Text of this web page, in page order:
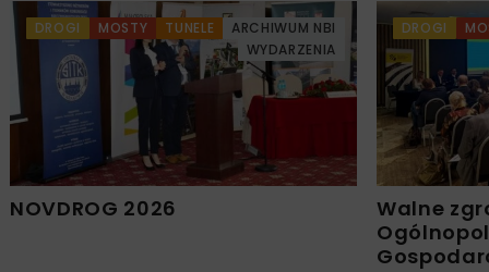
DROGI MOSTY TUNELE
ARCHIWUM NBI
WYDARZENIA
NOVDROG 2026
DROGI
Walne